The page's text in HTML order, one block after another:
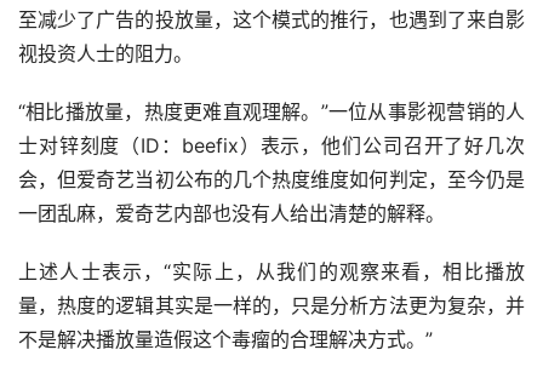
至减少了广告的投放量，这个模式的推行，也遇到了来自影
视投资人士的阻力。
“相比播放量，热度更难直观理解。”一位从事影视营销的人
士对锌刻度（ID：beefix）表示，他们公司召开了好几次
会，但爱奇艺当初公布的几个热度维度如何判定，至今仍是
一团乱麻，爱奇艺内部也没有人给出清楚的解释。
上述人士表示，“实际上，从我们的观察来看，相比播放
量，热度的逻辑其实是一样的，只是分析方法更为复杂，并
不是解决播放量造假这个毒瘤的合理解决方式。”